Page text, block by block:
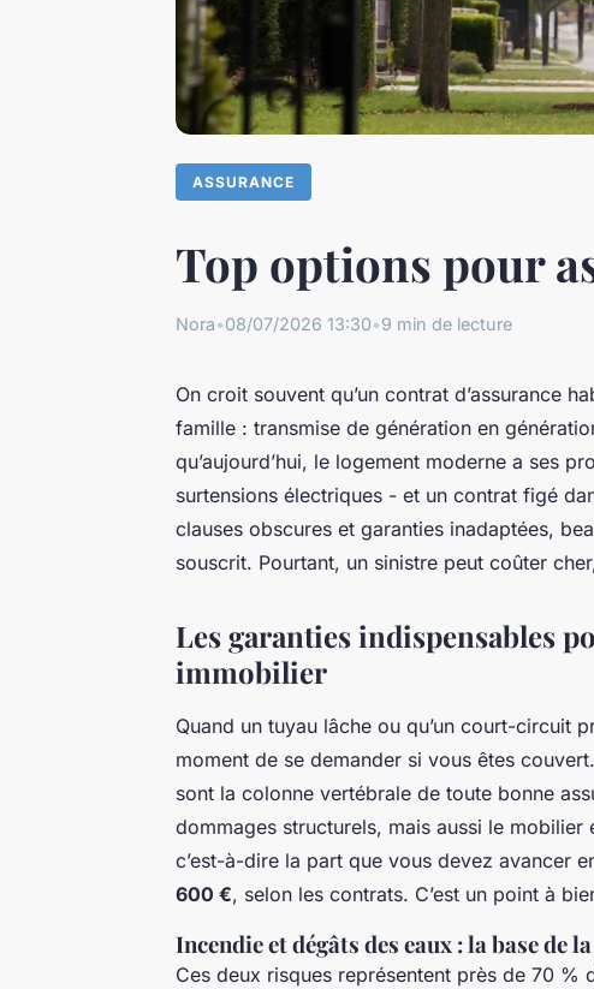
ASSURANCE
Top options pour
Nora•08/07/2026 13:30•9 min de lecture
On croit souvent qu’un contrat d’assurance
famille : transmise de génération en
qu’aujourd’hui, le logement moderne a ses
surtensions électriques - et un contrat figé
clauses obscures et garanties inadaptées,
souscrit. Pourtant, un sinistre peut coûter
Les garanties indispensables
immobilier
Quand un tuyau lâche ou qu’un court-circuit
moment de se demander si vous êtes
sont la colonne vertébrale de toute bonne
dommages structurels, mais aussi le
c’est-à-dire la part que vous devez avancer
600 €, selon les contrats. C’est un point à
Incendie et dégâts des eaux : la base de
Ces deux risques représentent près de 70 %